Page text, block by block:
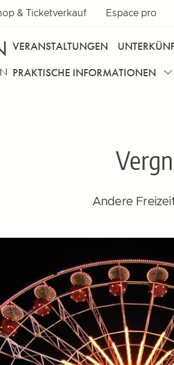
& Ticketverkauf Espace pro
VERANSTALTUNGEN
PRAKTISCHE INFORMATIONEN
Andere